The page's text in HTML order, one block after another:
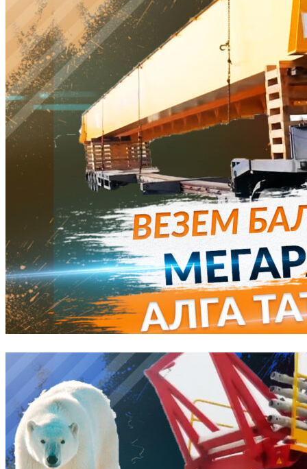
следствие к потере груза во время движения. Это приводит к
ДТП на дороге, жертвам и уничтожению груза.